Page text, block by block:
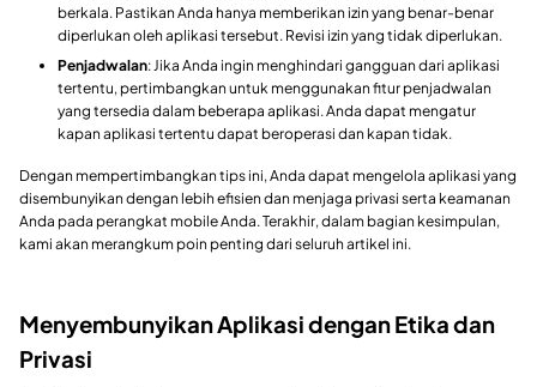
berkala. Pastikan Anda hanya memberikan izin yang benar-benar
diperlukan oleh aplikasi tersebut. Revisi izin yang tidak diperlukan.
Penjadwalan: Jika Anda ingin menghindari gangguan dari aplikasi
tertentu, pertimbangkan untuk menggunakan fitur penjadwalan
yang tersedia dalam beberapa aplikasi. Anda dapat mengatur
kapan aplikasi tertentu dapat beroperasi dan kapan tidak.
Dengan mempertimbangkan tips ini, Anda dapat mengelola aplikasi yang
disembunyikan dengan lebih efisien dan menjaga privasi serta keamanan
Anda pada perangkat mobile Anda. Terakhir, dalam bagian kesimpulan,
kami akan merangkum poin penting dari seluruh artikel ini.
Menyembunyikan Aplikasi dengan Etika dan
Privasi